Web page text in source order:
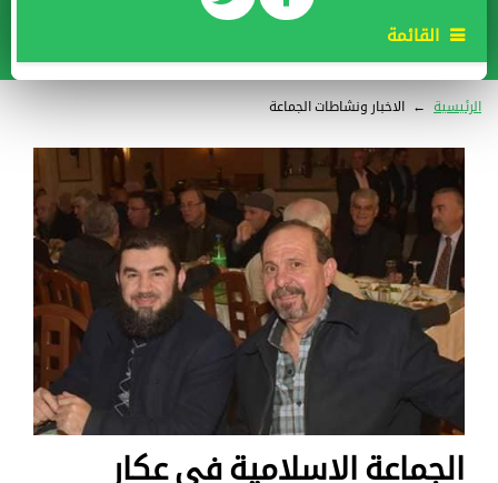
القائمة
الرئيسية ← الاخبار ونشاطات الجماعة
الجماعة الاسلامية في عكار